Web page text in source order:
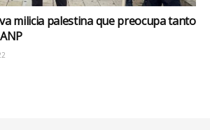
milicia palestina que preocupa tanto